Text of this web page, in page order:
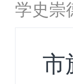
学史崇
市